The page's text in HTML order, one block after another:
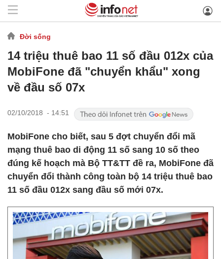
Đời sống
14 triệu thuê bao 11 số đầu 012x của
MobiFone đã "chuyển khẩu" xong
về đầu số 07x
02/10/2018 - 14:51
MobiFone cho biết, sau 5 đợt chuyển đổi mã
mạng thuê bao di động 11 số sang 10 số theo
đúng kế hoạch mà Bộ TT&TT đề ra, MobiFone đã
chuyển đổi thành công toàn bộ 14 triệu thuê bao
11 số đầu 012x sang đầu số mới 07x.